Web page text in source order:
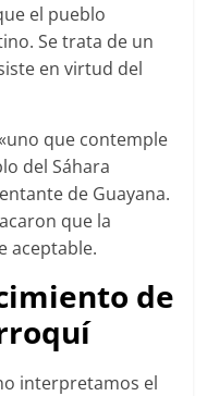
el pueblo
Se trata de un
en virtud del
que contemple
del Sáhara
de Guayana.
que la
aceptable.
de
interpretamos el